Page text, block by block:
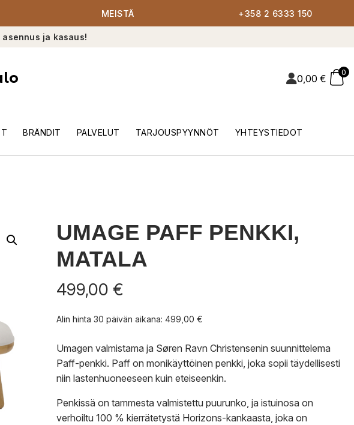
MEISTÄ +358 2 6333 150
ja kasaus!
0,00 €
0
BRÄNDIT PALVELUT TARJOUSPYYNNÖT YHTEYSTIEDOT
UMAGE PAFF PENKKI,
MATALA
499,00 €
Alin hinta 30 päivän aikana: 499,00 €
Umagen valmistama ja Søren Ravn Christensenin suunnittelema
Paff-penkki. Paff on monikäyttöinen penkki, joka sopii täydellisesti
niin lastenhuoneeseen kuin eteiseenkin.
Penkissä on tammesta valmistettu puurunko, ja istuinosa on
verhoiltu 100 % kierrätetystä Horizons-kankaasta, joka on